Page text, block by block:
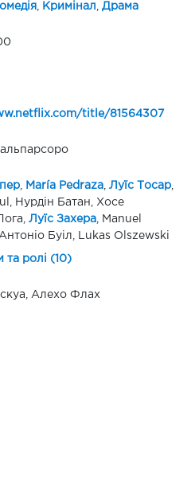
, Кримінал Драма
title/81564307
, María Pedraza, Луїс Тосар,
Нурдін Батан, Хосе
Луїс Захера, Manuel
Буіл, Lukas Olszewski
та ролі (10)
Алехо Флах